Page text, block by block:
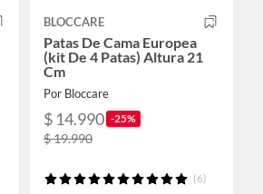
BLOCCARE
Patas De Cama Europea
(kit De 4 Patas) Altura 21
Cm
Por Bloccare
$ 14.990 -25%
$ 19.990
(6)